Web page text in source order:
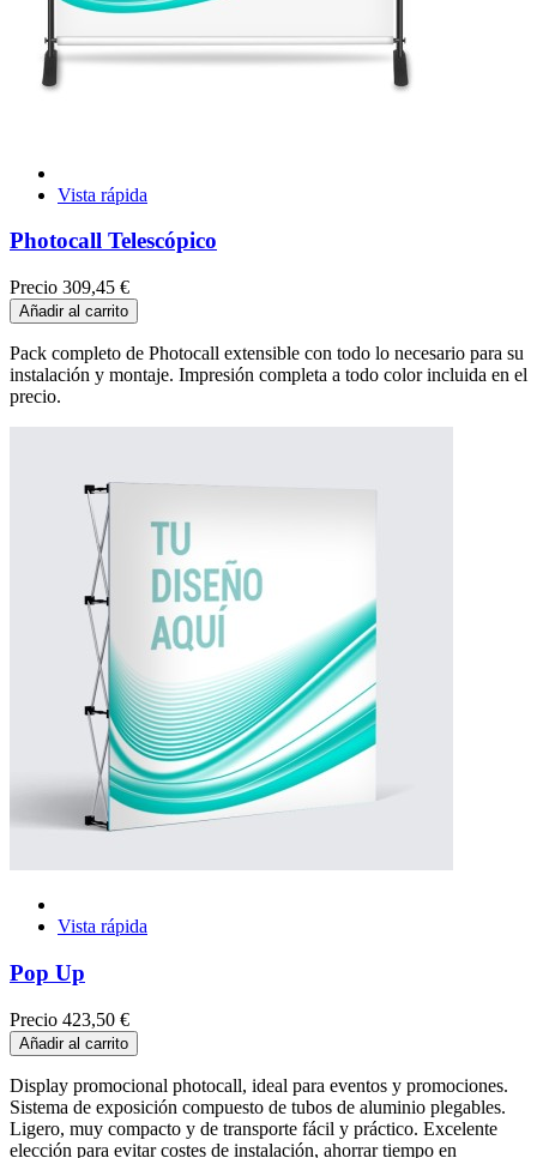
Vista rápida
Photocall Telescópico
Precio 309,45 €
Añadir al carrito
Pack completo de Photocall extensible con todo lo necesario para su
instalación y montaje. Impresión completa a todo color incluida en el
precio.
Vista rápida
Pop Up
Precio 423,50 €
Añadir al carrito
Display promocional photocall, ideal para eventos y promociones.
Sistema de exposición compuesto de tubos de aluminio plegables.
Ligero, muy compacto y de transporte fácil y práctico. Excelente
elección para evitar costes de instalación, ahorrar tiempo en